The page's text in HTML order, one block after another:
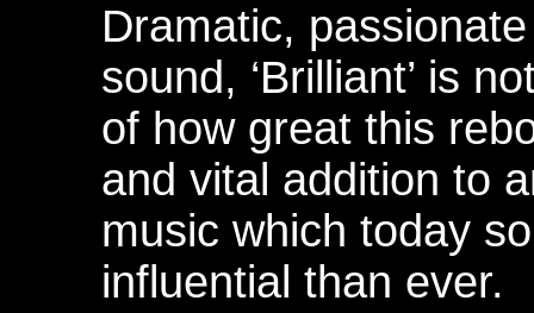
Dramatic,
sound, ‘Brilliant’ is
of how great this
and vital addition to
music which today
influential than ever.